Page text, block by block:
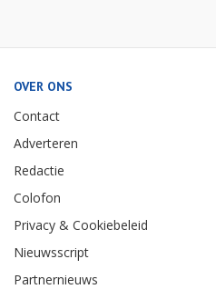
OVER ONS
Contact
Adverteren
Redactie
Colofon
Privacy & Cookiebeleid
Nieuwsscript
Partnernieuws